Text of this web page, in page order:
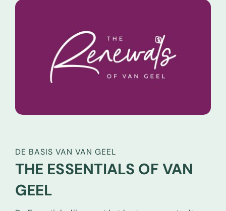
DE BASIS VAN VAN GEEL
THE ESSENTIALS OF VAN
GEEL